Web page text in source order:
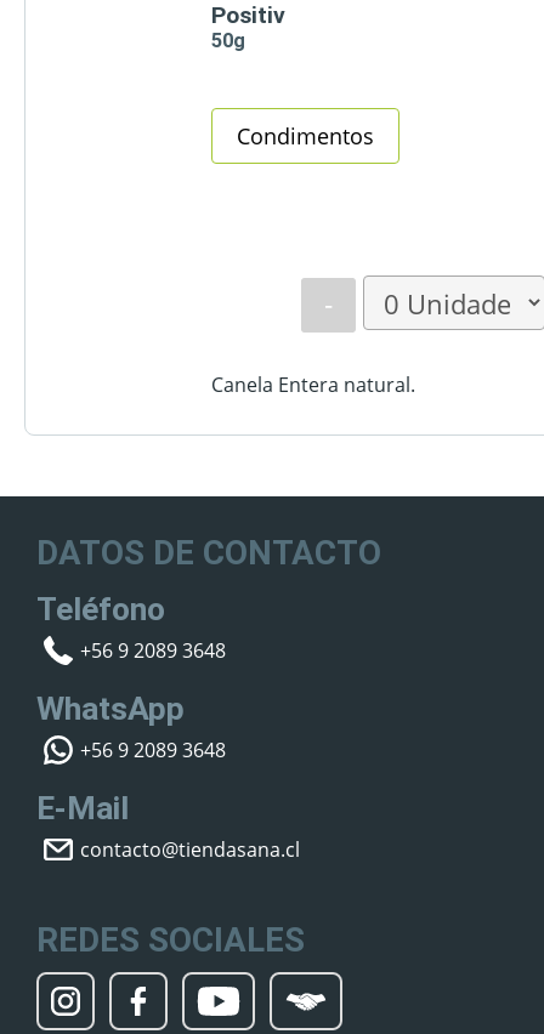
Positiv
50g
Condimentos
-
Canela Entera natural.
DATOS DE CONTACTO
Teléfono
+56 9 2089 3648
WhatsApp
+56 9 2089 3648
E-Mail
contacto@tiendasana.cl
REDES SOCIALES